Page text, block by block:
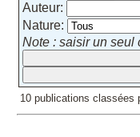
Auteur:
Nature:
Note : saisir un seul
10 publications classées